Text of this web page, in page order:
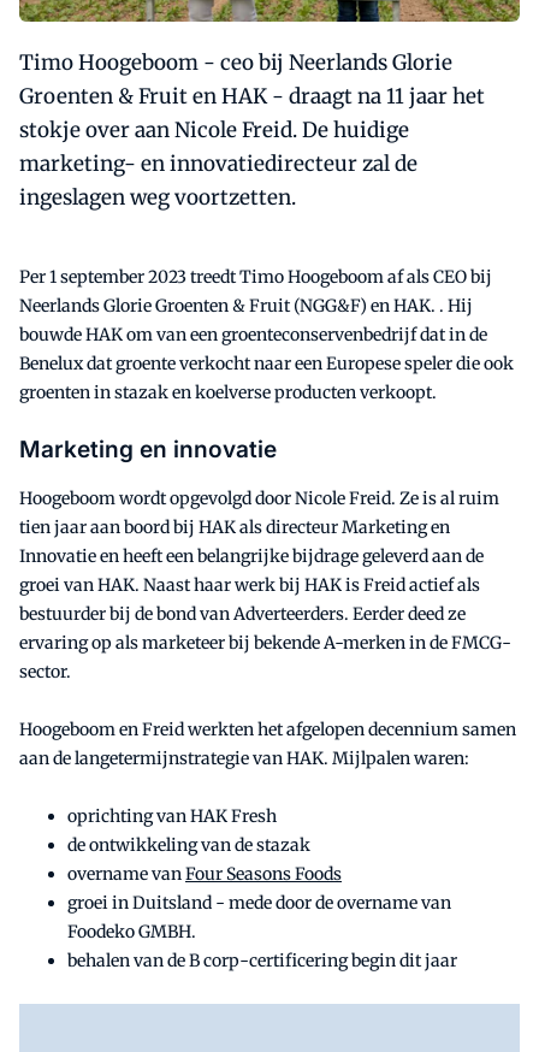
Timo Hoogeboom - ceo bij Neerlands Glorie
Groenten & Fruit en HAK - draagt na 11 jaar het
stokje over aan Nicole Freid. De huidige
marketing- en innovatiedirecteur zal de
ingeslagen weg voortzetten.
Per 1 september 2023 treedt Timo Hoogeboom af als CEO bij
Neerlands Glorie Groenten & Fruit (NGG&F) en HAK. . Hij
bouwde HAK om van een groenteconservenbedrijf dat in de
Benelux dat groente verkocht naar een Europese speler die ook
groenten in stazak en koelverse producten verkoopt.
Marketing en innovatie
Hoogeboom wordt opgevolgd door Nicole Freid. Ze is al ruim
tien jaar aan boord bij HAK als directeur Marketing en
Innovatie en heeft een belangrijke bijdrage geleverd aan de
groei van HAK. Naast haar werk bij HAK is Freid actief als
bestuurder bij de bond van Adverteerders. Eerder deed ze
ervaring op als marketeer bij bekende A-merken in de FMCG-
sector.
Hoogeboom en Freid werkten het afgelopen decennium samen
aan de langetermijnstrategie van HAK. Mijlpalen waren:
oprichting van HAK Fresh
de ontwikkeling van de stazak
overname vanFour Seasons Foods
groei in Duitsland - mede door de overname van
Foodeko GMBH.
behalen van de B corp-certificering begin dit jaar